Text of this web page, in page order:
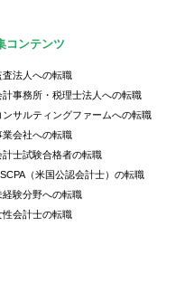
コンテンツ
査法人への転職
計事務所・税理士法人への転職
ンサルティングファームへの転職
業会社への転職
計士試験合格者の転職
（米国公認会計士）の転職
経験分野への転職
性会計士の転職